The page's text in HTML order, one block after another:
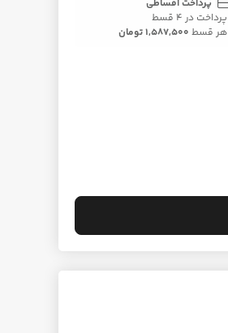
پرداخت اقساطی
پرداخت در ۴ قسط
هر قسط 1,587,500 تومان